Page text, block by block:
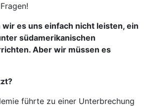
es uns einfach nicht leisten, ein
südamerikanischen
Aber wir müssen es
führte zu einer Unterbrechung